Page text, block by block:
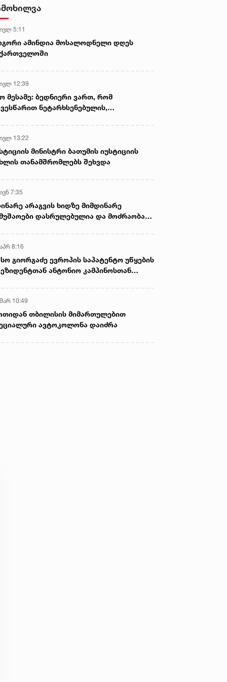
გავრცელების ფაქტებზე, ერთ
5:11
ამინდია მოსალოდნელი დღეს
12:39
მესამე: ბედნიერი ვართ, რომ
ნეტარხსენებულის,
13:22
მინისტრი ბათუმის იუსტიციის
თანამშრომლებს შეხვდა
7:35
არაგვის ხიდზე მიმდინარე
დასრულებულია და მოძრაობა
8:16
გიორგაძე ევროპის საპატენტო უწყების
ანტონიო კამპინოსთან
10:49
თბილისის მიმართულებით
ავტოკოლონა დაიძრა